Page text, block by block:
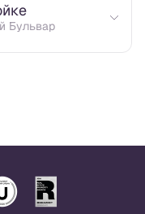
Бульвар